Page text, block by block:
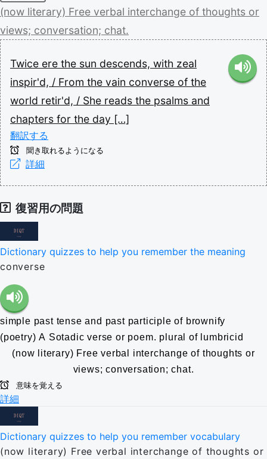
(now literary) Free verbal interchange of thoughts or
views; conversation; chat.
Twice ere the sun descends, with zeal
inspir'd, / From the vain converse of the
world retir'd, / She reads the psalms and
chapters for the day […]
翻訳する
聞き取れるようになる
詳細
復習用の問題
Dictionary quizzes to help you remember the meaning
converse
simple past tense and past participle of brownify
(poetry) A Sotadic verse or poem. plural of lumbricid
(now literary) Free verbal interchange of thoughts or
views; conversation; chat.
意味を覚える
詳細
Dictionary quizzes to help you remember vocabulary
(now literary) Free verbal interchange of thoughts or